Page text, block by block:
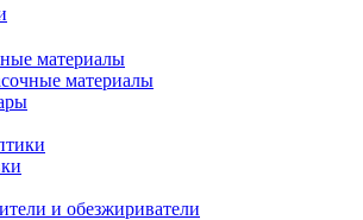
материалы
материалы
и обезжириватели